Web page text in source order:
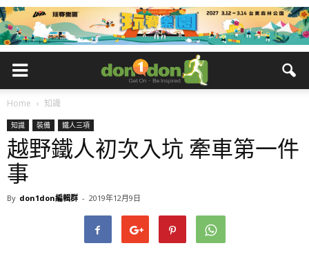
Home 知識
知識 裝備 鐵人三項
越野鐵人初次入坑 牽車第一件
事
By don1don編輯群 - 2019年12月9日